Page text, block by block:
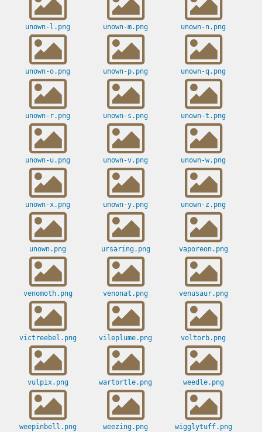
unown-l.png unown-m.png unown-n.png
unown-o.png unown-p.png unown-q.png
unown-r.png unown-s.png unown-t.png
unown-u.png unown-v.png unown-w.png
unown-x.png unown-y.png unown-z.png
unown.png ursaring.png vaporeon.png
venomoth.png venonat.png venusaur.png
victreebel.png vileplume.png voltorb.png
vulpix.png wartortle.png weedle.png
weepinbell.png weezing.png wigglytuff.png